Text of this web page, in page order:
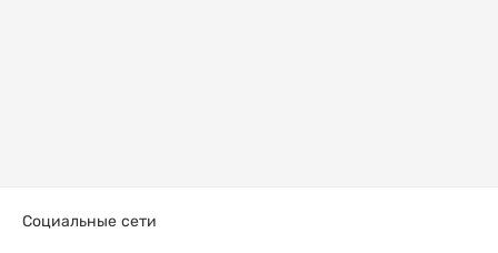
Социальные сети